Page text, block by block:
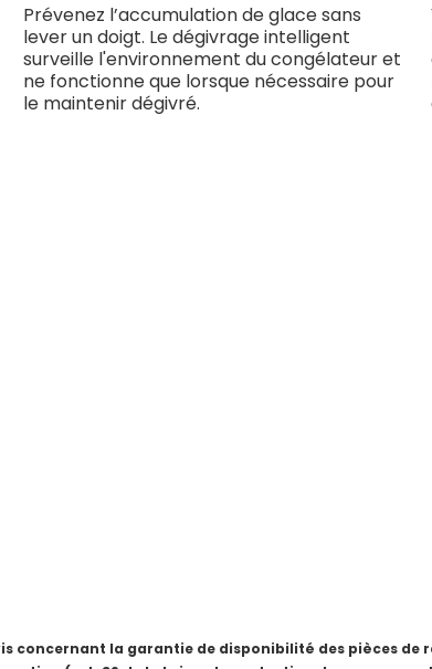
Prévenez l’accumulation de glace sans
lever un doigt. Le dégivrage intelligent
surveille l'environnement du congélateur et
ne fonctionne que lorsque nécessaire pour
le maintenir dégivré.
concernant la garantie de disponibilité des pièces de